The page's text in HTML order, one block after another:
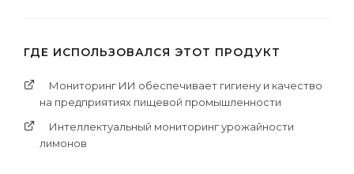
ГДЕ ИСПОЛЬЗОВАЛСЯ ЭТОТ ПРОДУКТ
Мониторинг ИИ обеспечивает гигиену и качество
на предприятиях пищевой промышленности
Интеллектуальный мониторинг урожайности
лимонов